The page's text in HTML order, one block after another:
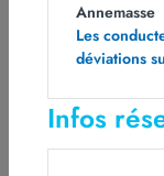
Annemasse
Les
déviations
Infos